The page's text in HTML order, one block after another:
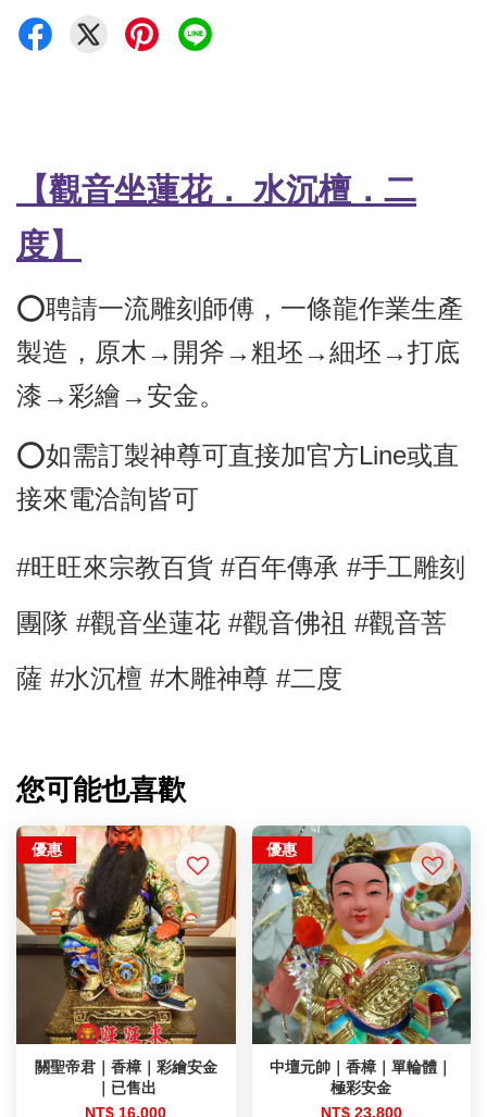
【觀音坐蓮花． 水沉檀．二
度】
⭕️聘請一流雕刻師傅， 一條龍作業生產
製造，原木→開斧→粗坯→細坯→打底
漆→彩繪→安金。
⭕如需訂製神尊可直接加官方Line或直
接來電洽詢皆可
#旺旺來宗教百貨 #百年傳承 #手工雕刻
團隊 #觀音坐蓮花 #觀音佛祖 #觀音菩
薩 #水沉檀 #木雕神尊 #二度
您可能也喜歡
優惠
關聖帝君｜香樟｜彩繪安金
｜已售出
NT$ 16,000
優惠
中壇元帥｜香樟｜單輪體｜
極彩安金
NT$ 23,800